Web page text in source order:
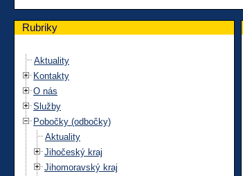
Rubriky
Aktuality
Kontakty
O nás
Služby
Pobočky (odbočky)
Aktuality
Jihočeský kraj
Jihomoravský kraj